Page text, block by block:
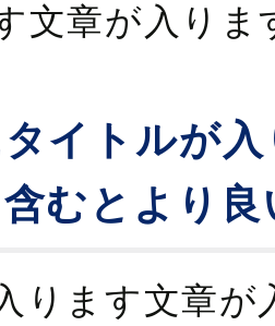
文章が入りま
イトルが
むとより良
ります文章が